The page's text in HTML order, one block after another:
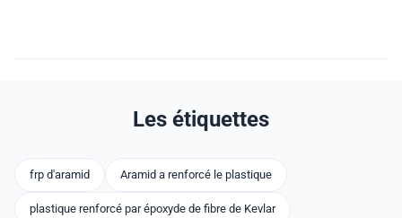
Les étiquettes
frp d'aramid Aramid a renforcé le plastique
plastique renforcé par époxyde de fibre de Kevlar